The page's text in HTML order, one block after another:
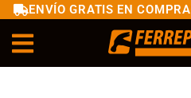
ENVÍO GRATIS EN